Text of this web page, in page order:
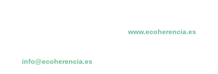
www.ecoherencia.es
info@ecoherencia.es